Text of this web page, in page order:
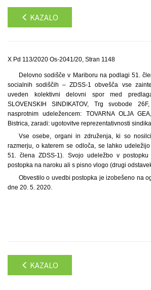
KAZALO
X Pd 113/2020 Os-2041/20, Stran 1148
Delovno sodišče v Mariboru na podlagi 51.
socialnih sodiščih – ZDSS-1 obvešča vse
uveden kolektivni delovni spor med
SLOVENSKIH SINDIKATOV, Trg svobode
nasprotnim udeležencem: TOVARNA OLJA
Bistrica, zaradi: ugotovitve reprezentativnosti
Vse osebe, organi in združenja, ki so
razmerju, o katerem se odloča, se lahko
51. člena ZDSS-1). Svojo udeležbo v
postopka na naroku ali s pisno vlogo (drugi
Obvestilo o uvedbi postopka je izobešeno na
dne 20. 5. 2020.
KAZALO